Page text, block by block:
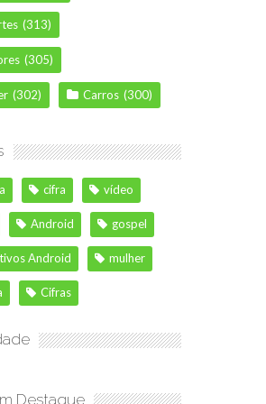
(313)
(305)
(302) Carros (300)
cifra vídeo
Android gospel
Android mulher
Cifras
Destaque